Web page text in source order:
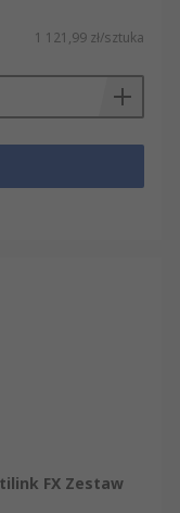
1 121,99 zł/sztuka
FX Zestaw